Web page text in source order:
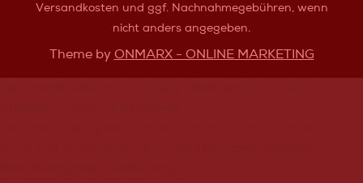
Versandkosten und ggf. Nachnahmegebühren, wenn
nicht anders angegeben.
Theme by ONMARX - ONLINE MARKETING